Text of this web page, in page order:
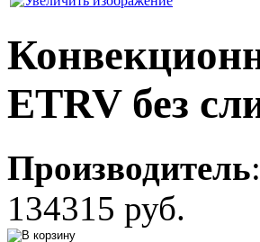
ETRV без
Производитель:
134315 руб.